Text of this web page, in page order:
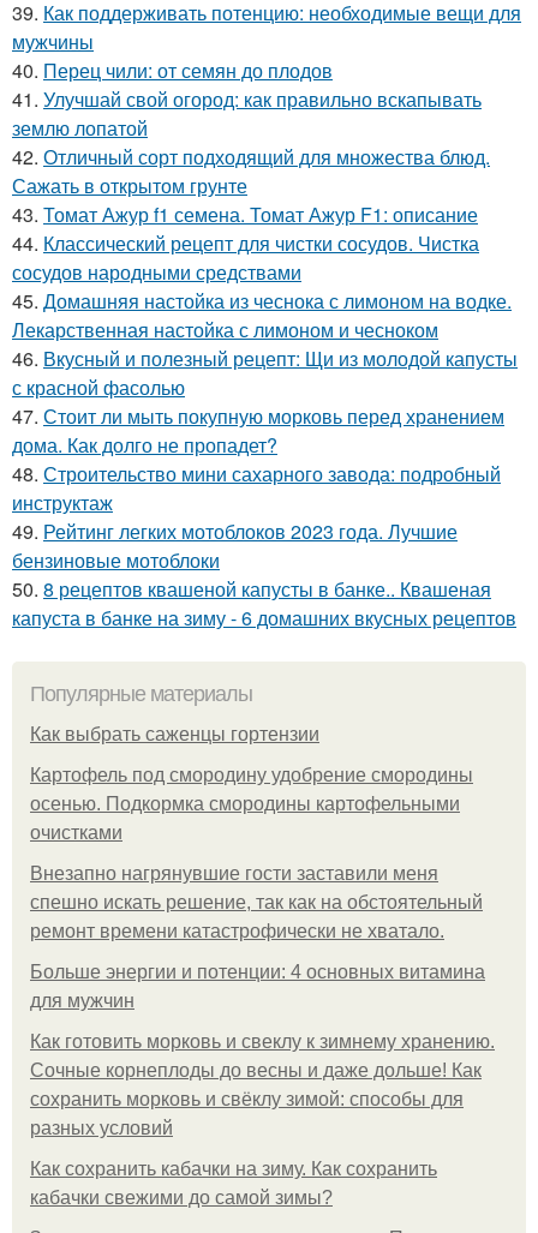
39. Как поддерживать потенцию: необходимые вещи для
мужчины
40. Перец чили: от семян до плодов
41. Улучшай свой огород: как правильно вскапывать
землю лопатой
42. Отличный сорт подходящий для множества блюд.
Сажать в открытом грунте
43. Томат Ажур f1 семена. Томат Ажур F1: описание
44. Классический рецепт для чистки сосудов. Чистка
сосудов народными средствами
45. Домашняя настойка из чеснока с лимоном на водке.
Лекарственная настойка с лимоном и чесноком
46. Вкусный и полезный рецепт: Щи из молодой капусты
с красной фасолью
47. Стоит ли мыть покупную морковь перед хранением
дома. Как долго не пропадет?
48. Строительство мини сахарного завода: подробный
инструктаж
49. Рейтинг легких мотоблоков 2023 года. Лучшие
бензиновые мотоблоки
50. 8 рецептов квашеной капусты в банке.. Квашеная
капуста в банке на зиму - 6 домашних вкусных рецептов
Популярные материалы
Как выбрать саженцы гортензии
Картофель под смородину удобрение смородины
осенью. Подкормка смородины картофельными
очистками
Внезапно нагрянувшие гости заставили меня
спешно искать решение, так как на обстоятельный
ремонт времени катастрофически не хватало.
Больше энергии и потенции: 4 основных витамина
для мужчин
Как готовить морковь и свеклу к зимнему хранению.
Сочные корнеплоды до весны и даже дольше! Как
сохранить морковь и свёклу зимой: способы для
разных условий
Как сохранить кабачки на зиму. Как сохранить
кабачки свежими до самой зимы?